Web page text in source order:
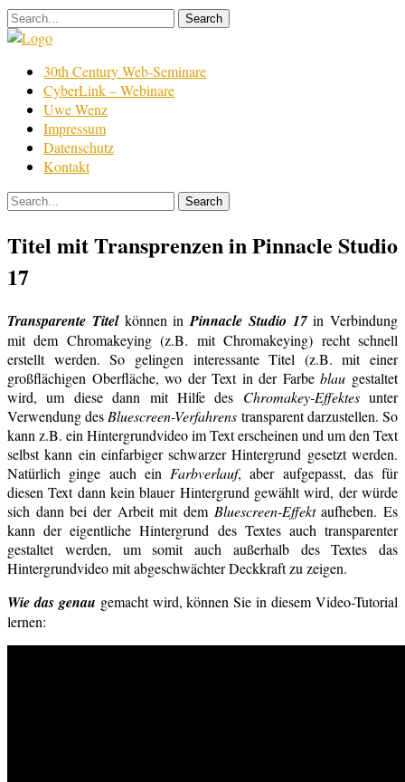
Skip
to
Film
Bearbeitung
30th Century Web-Seminare
CyberLink – Webinare
Uwe Wenz
Impressum
Datenschutz
Kontakt
Titel mit Transprenzen in Pinnacle Studio
17
Transparente Titel können in Pinnacle Studio 17in Verbindung
mit dem Chromakeying (z.B. mit Chromakeying) recht schnell
erstellt werden. So gelingen interessante Titel (z.B. mit einer
großflächigen Oberfläche, wo der Text in der Farbeblau gestaltet
wird, um diese dann mit Hilfe des Chromakey-Effektesunter
Verwendung des Bluescreen-Verfahrens transparent darzustellen. So
kann z.B. ein Hintergrundvideo im Text erscheinen und um den Text
selbst kann ein einfarbiger schwarzer Hintergrund gesetzt werden.
Natürlich ginge auch ein Farbverlauf, aber aufgepasst, das für
diesen Text dann kein blauer Hintergrund gewählt wird, der würde
sich dann bei der Arbeit mit dem Bluescreen-Effektaufheben. Es
kann der eigentliche Hintergrund des Textes auch transparenter
gestaltet werden, um somit auch außerhalb des Textes das
Hintergrundvideo mit abgeschwächter Deckkraft zu zeigen.
Wie das genau gemacht wird, können Sie in diesem Video-Tutorial
lernen: